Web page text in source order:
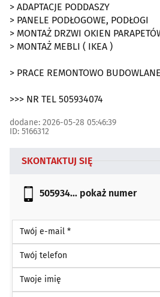
> ADAPTACJE PODDASZY
> PANELE PODŁOGOWE, PODŁOGI
> MONTAŻ DRZWI OKIEN
> MONTAŻ MEBLI ( IKEA )
> PRACE REMONTOWO
>>> NR TEL 505934074
dodane: 2026-05-28 05:46:39
ID: 5166312
SKONTAKTUJ SIĘ
505934... pokaż numer
Twój e-mail *
Twój telefon
Twoje imię